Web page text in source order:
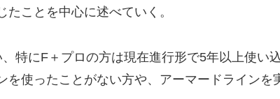
たことを中心に述べていく。
特にF＋プロの方は現在進行形で5年以上使い
を使ったことがない方や、アーマードラインを